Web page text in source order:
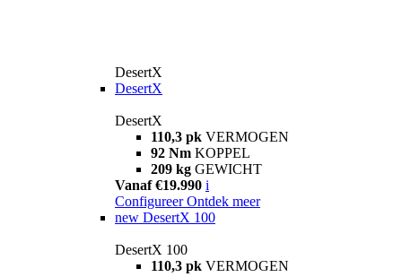
DesertX
DesertX
DesertX
110,3 pk VERMOGEN
92 Nm KOPPEL
209 kg GEWICHT
Vanaf €19.990 i
Configureer Ontdek meer
new DesertX 100
DesertX 100
110,3 pk VERMOGEN